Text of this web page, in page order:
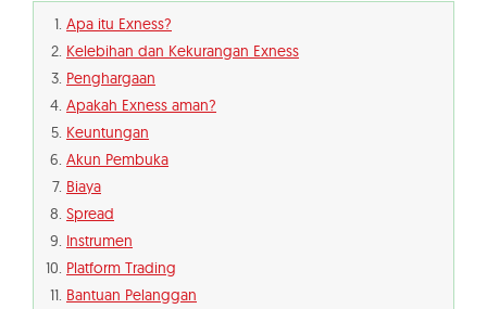
Apa itu Exness?
Kelebihan dan Kekurangan Exness
Penghargaan
Apakah Exness aman?
Keuntungan
Akun Pembuka
Biaya
Spread
Instrumen
Platform Trading
Bantuan Pelanggan